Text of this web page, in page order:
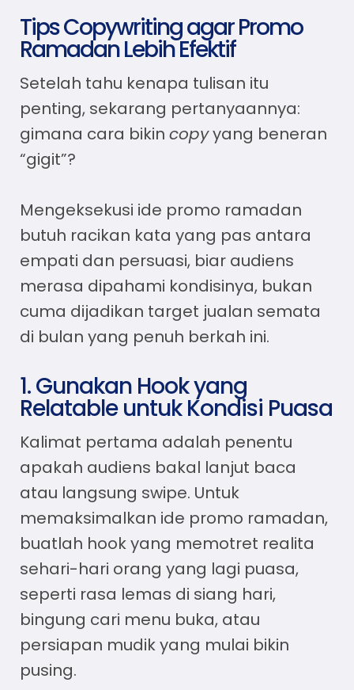
Tips Copywriting agar Promo
Ramadan Lebih Efektif
Setelah tahu kenapa tulisan itu
penting, sekarang pertanyaannya:
gimana cara bikin copyyang beneran
“gigit”?
Mengeksekusi ide promo ramadan
butuh racikan kata yang pas antara
empati dan persuasi, biar audiens
merasa dipahami kondisinya, bukan
cuma dijadikan target jualan semata
di bulan yang penuh berkah ini.
1. Gunakan Hook yang
Relatable untuk Kondisi Puasa
Kalimat pertama adalah penentu
apakah audiens bakal lanjut baca
atau langsung swipe. Untuk
memaksimalkan ide promo ramadan,
buatlah hook yang memotret realita
sehari-hari orang yang lagi puasa,
seperti rasa lemas di siang hari,
bingung cari menu buka, atau
persiapan mudik yang mulai bikin
pusing.